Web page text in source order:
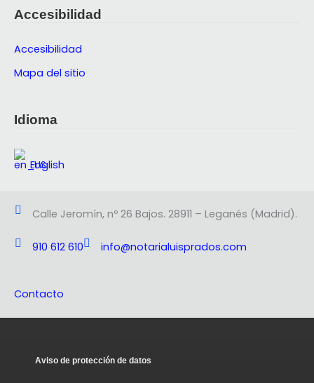
Accesibilidad
Accesibilidad
Mapa del sitio
Idioma
English
Calle Jeromín, nº 26 Bajos. 28911 – Leganés (Madrid).
910 612 610 info@notarialuisprados.com
Contacto
Aviso de protección de datos